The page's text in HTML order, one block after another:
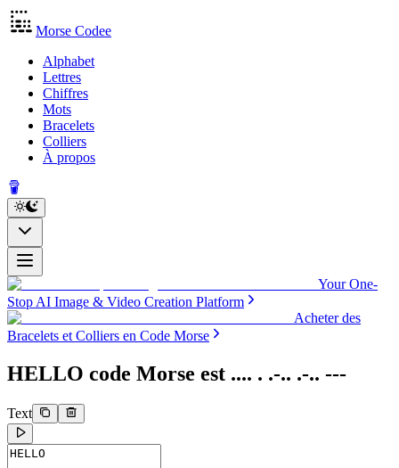
Morse Codee
Alphabet
Lettres
Chiffres
Mots
Bracelets
Colliers
À propos
Your One-
Stop AI Image & Video Creation Platform
Acheter des
Bracelets et Colliers en Code Morse
HELLO code Morse est .... . .-.. .-.. ---
Text